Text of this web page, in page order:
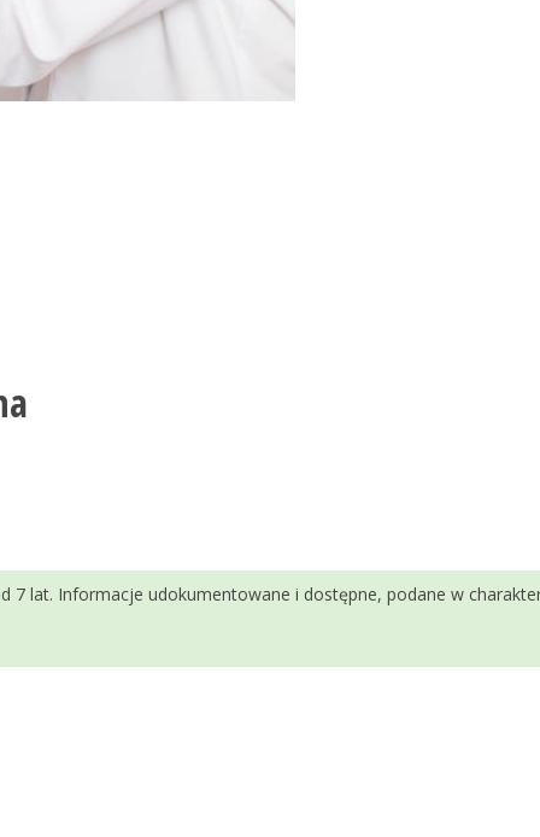
7 lat. Informacje udokumentowane i dostępne, podane w